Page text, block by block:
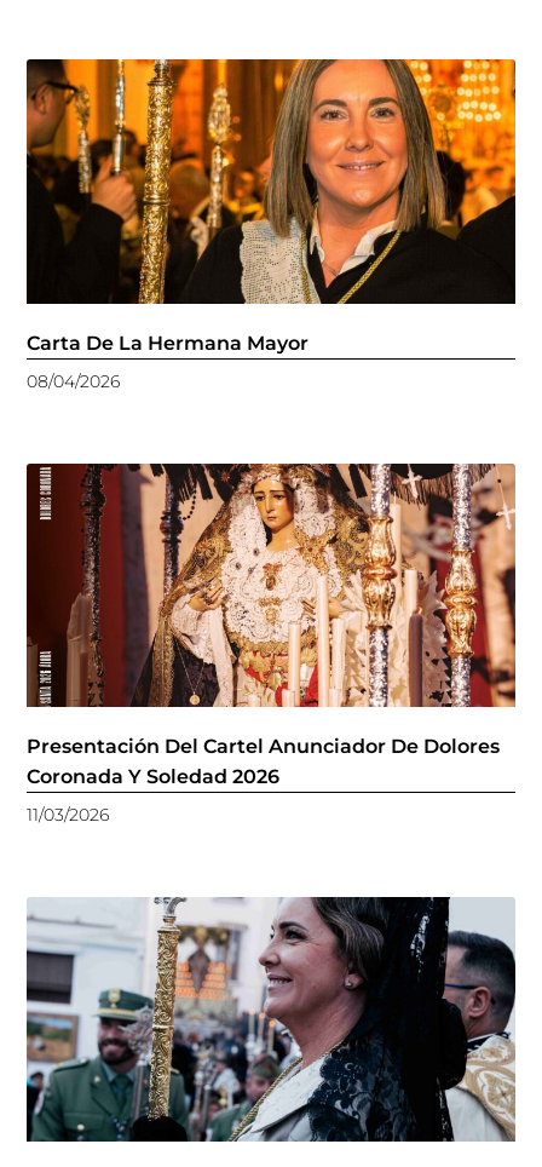
Carta De La Hermana Mayor
08/04/2026
Presentación Del Cartel Anunciador De Dolores
Coronada Y Soledad 2026
11/03/2026